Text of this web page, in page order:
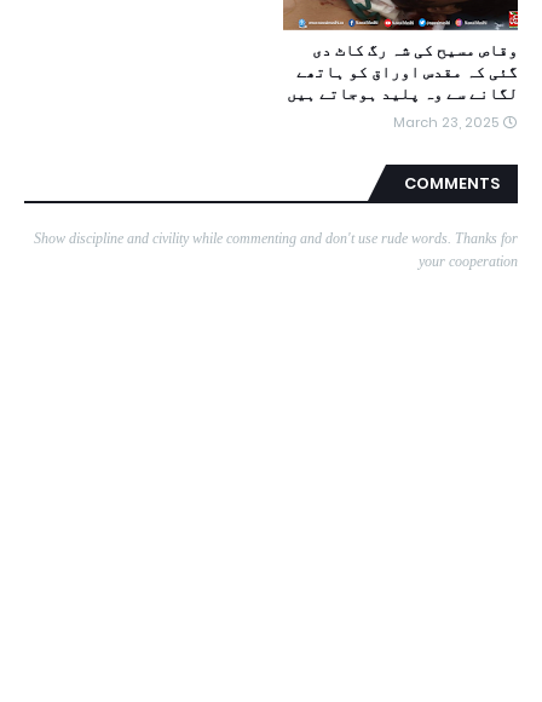
وقاص مسیح کی شہ رگ کاٹ دی
گئی کہ مقدس اوراق کو ہاتھے
لگانے سے وہ پلید ہوجاتے ہیں
March 23, 2025
COMMENTS
Show discipline and civility while commenting and don't use rude words. Thanks for
your cooperation